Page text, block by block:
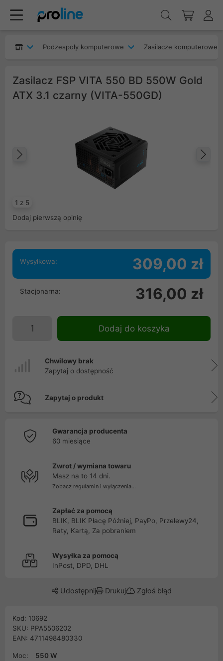
Podzespoły komputerowe Zasilacze komputerowe
Zasilacz FSP VITA 550 BD 550W Gold
ATX 3.1 czarny (VITA-550GD)
1 z 5
Poprzedni
Dodaj pierwszą opinię
Wysyłkowa: 309,00 zł
Stacjonarna: 316,00 zł
Dodaj do koszyka
Chwilowy brak
Zapytaj o dostępność
Zapytaj o produkt
Gwarancja producenta
60 miesiące
Zwrot / wymiana towaru
Masz na to 14 dni.
Zobacz regulamin i wyłączenia...
Zapłać za pomocą
BLIK, BLIK Płacę Później, PayPo, Przelewy24,
Raty, Kartą, Za pobraniem
Wysyłka za pomocą
InPost, DPD, DHL
Udostępnij Drukuj Zgłoś błąd
Kod: 10692
SKU: PPA5506202
EAN: 4711498480330
Moc:
550 W